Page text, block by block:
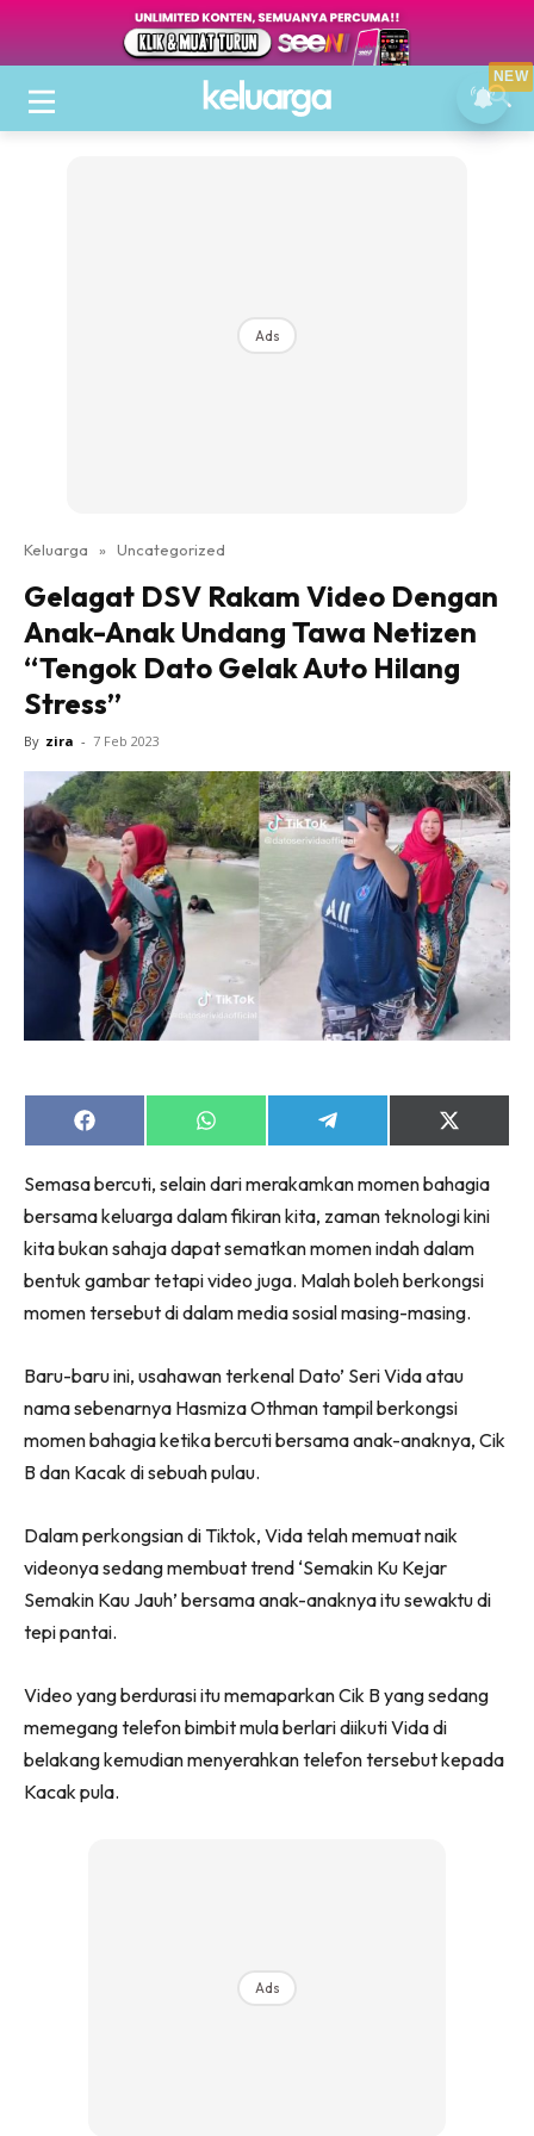
Ads
Keluarga » Uncategorized
Gelagat DSV Rakam Video Dengan
Anak-Anak Undang Tawa Netizen
“Tengok Dato Gelak Auto Hilang
Stress”
By zira - 7 Feb 2023
Share
on
Share
on
Share
on
Share
on
(Twitter)
Semasa bercuti, selain dari merakamkan momen bahagia
bersama keluarga dalam fikiran kita, zaman teknologi kini
kita bukan sahaja dapat sematkan momen indah dalam
bentuk gambar tetapi video juga. Malah boleh berkongsi
momen tersebut di dalam media sosial masing-masing.
Baru-baru ini, usahawan terkenal Dato’ Seri Vida atau
nama sebenarnya Hasmiza Othman tampil berkongsi
momen bahagia ketika bercuti bersama anak-anaknya, Cik
B dan Kacak di sebuah pulau.
Dalam perkongsian di Tiktok, Vida telah memuat naik
videonya sedang membuat trend ‘Semakin Ku Kejar
Semakin Kau Jauh’ bersama anak-anaknya itu sewaktu di
tepi pantai.
Video yang berdurasi itu memaparkan Cik B yang sedang
memegang telefon bimbit mula berlari diikuti Vida di
belakang kemudian menyerahkan telefon tersebut kepada
Kacak pula.
Ads
NEW